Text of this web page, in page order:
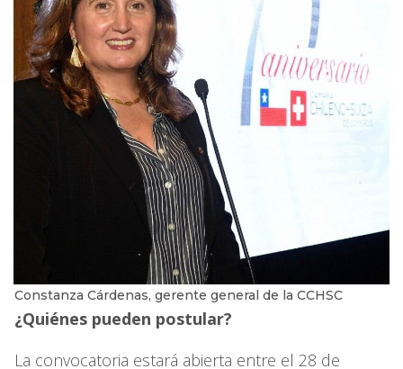
Constanza Cárdenas, gerente general de la CCHSC
¿Quiénes pueden postular?
La convocatoria estará abierta entre el 28 de